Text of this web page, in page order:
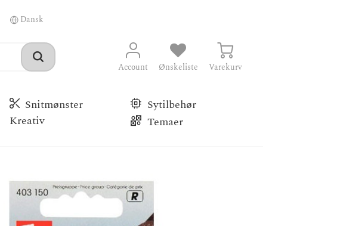
Varekurv
Ønskeliste
Account
Snitmønster
Sytilbehør
Kreativ Temaer